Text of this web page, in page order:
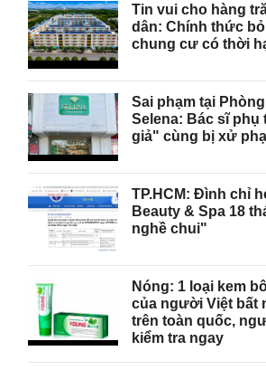
Tin vui cho hàng
dân: Chính thức
chung cư có thời
Sai phạm tại
Selena: Bác sĩ phụ
giả" cùng bị xử
TP.HCM: Đình chỉ
Beauty & Spa 18
nghề chui"
Nóng: 1 loại kem
của người Việt bất
trên toàn quốc,
kiểm tra ngay